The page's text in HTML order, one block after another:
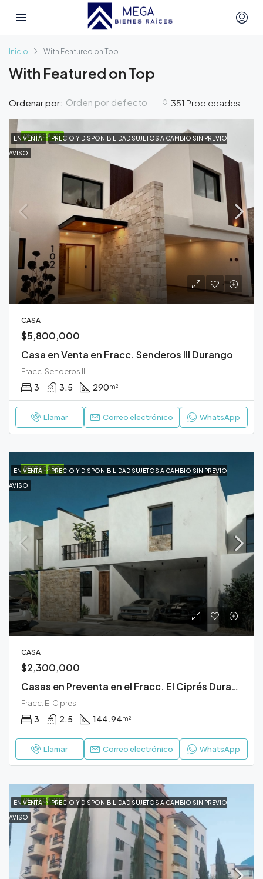
Inicio With Featured on Top
With Featured on Top
351 Propiedades
Ordenar por: Orden por defecto
DESTACADO
EN VENTA PRECIO Y DISPONIBILIDAD SUJETOS A CAMBIO SIN PREVIO
AVISO
CASA
$5,800,000
Casa en Venta en Fracc. Senderos III Durango
Fracc. Senderos III
3 3.5 290m²
Llamar Correo electrónico WhatsApp
DESTACADO
EN VENTA PRECIO Y DISPONIBILIDAD SUJETOS A CAMBIO SIN PREVIO
AVISO
CASA
$2,300,000
Casas en Preventa en el Fracc. El Ciprés Durango
Fracc. El Cipres
3 2.5 144.94m²
Llamar Correo electrónico WhatsApp
DESTACADO
EN VENTA PRECIO Y DISPONIBILIDAD SUJETOS A CAMBIO SIN PREVIO
AVISO